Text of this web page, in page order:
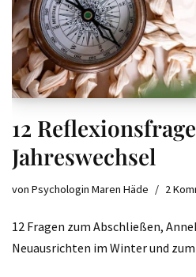
12
Jahreswechsel
von Psychologin Maren Häde 2
12 Fragen zum Abschließen,
Neuausrichten im Winter und